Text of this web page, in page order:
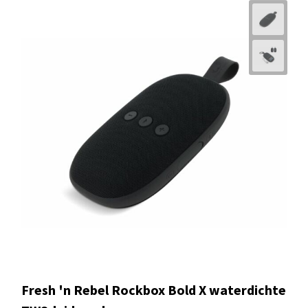
Fresh 'n Rebel Rockbox Bold X waterdichte